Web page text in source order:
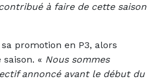
à faire de cette saison
promotion en P3, alors
« Nous sommes
annoncé avant le début du